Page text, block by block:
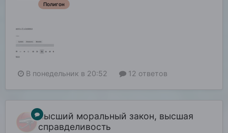
Полигон
В понедельник в 20:52 12 ответов
Высший моральный закон, высшая
справделивость